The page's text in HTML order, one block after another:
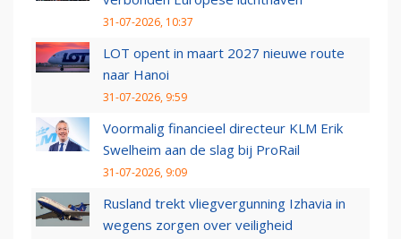
31-07-2026, 10:37
LOT opent in maart 2027 nieuwe route
naar Hanoi
31-07-2026, 9:59
Voormalig financieel directeur KLM Erik
Swelheim aan de slag bij ProRail
31-07-2026, 9:09
Rusland trekt vliegvergunning Izhavia in
wegens zorgen over veiligheid